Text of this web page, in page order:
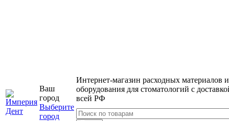
Ваш
город
Выберите
город
Интернет-магазин расходных материалов и
оборудования для стоматологий с
всей РФ